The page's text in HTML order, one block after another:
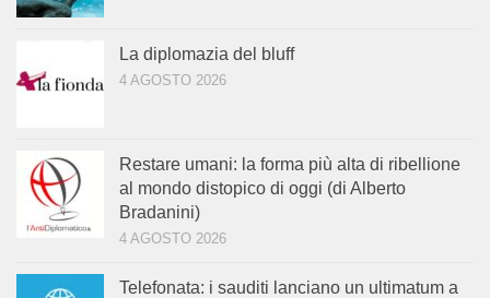
La diplomazia del bluff
4 AGOSTO 2026
Restare umani: la forma più alta di ribellione
al mondo distopico di oggi (di Alberto
Bradanini)
4 AGOSTO 2026
Telefonata: i sauditi lanciano un ultimatum a